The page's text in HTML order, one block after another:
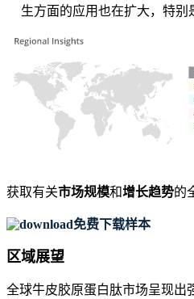
生方面的应用也在扩大，特别
获取有关市场规模和增长趋势的
免费下载样本
区域展望
全球牛皮胶原蛋白肽市场呈现出